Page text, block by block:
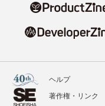
ヘルプ
著作権・リンク